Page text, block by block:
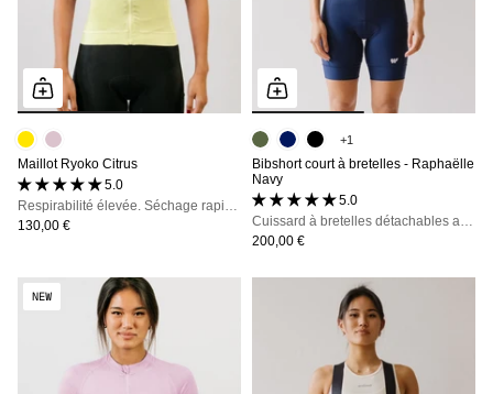
Maillot Ryoko Citrus
5.0 (4 avis)
130,00 €
+1
Bibshort court à bretelles - Raphaëlle
Navy
5.0 (53 avis)
200,00 €
NEW